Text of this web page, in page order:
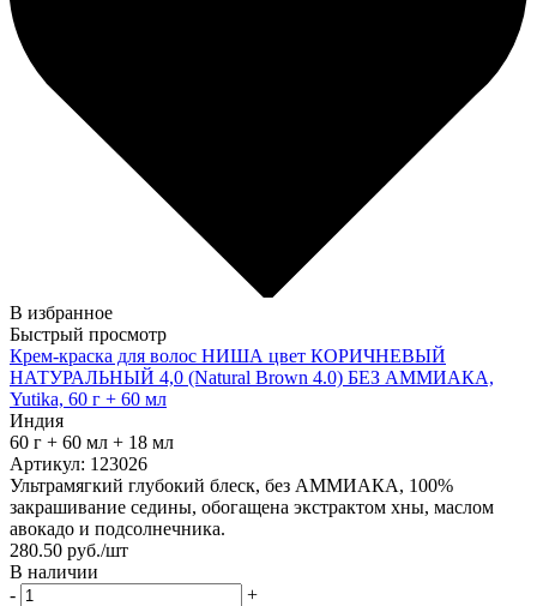
В избранное
Быстрый просмотр
Крем-краска для волос НИША цвет КОРИЧНЕВЫЙ
НАТУРАЛЬНЫЙ 4,0 (Natural Brown 4.0) БЕЗ АММИАКА,
Yutika, 60 г + 60 мл
Индия
60 г + 60 мл + 18 мл
Артикул: 123026
Ультрамягкий глубокий блеск, без АММИАКА, 100%
закрашивание седины, обогащена экстрактом хны, маслом
авокадо и подсолнечника.
280.50 руб./шт
В наличии
-
+